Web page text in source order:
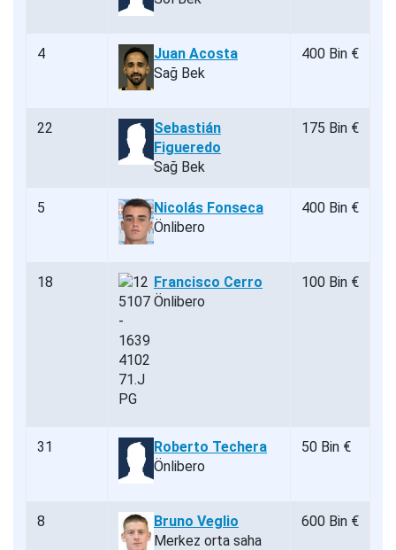
4
Juan Acosta
Sağ Bek
400 Bin €
22
Sebastián
Figueredo
Sağ Bek
175 Bin €
5
Nicolás Fonseca
Önlibero
400 Bin €
18
Francisco Cerro
Önlibero
100 Bin €
31
Roberto Techera
Önlibero
50 Bin €
8
Bruno Veglio
Merkez orta saha
600 Bin €